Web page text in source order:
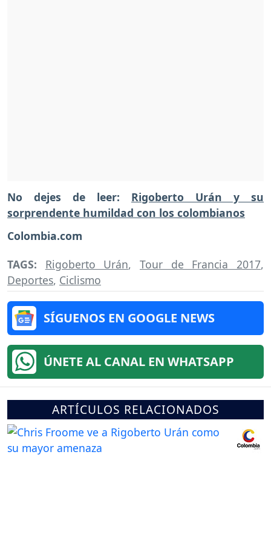
No dejes de leer: Rigoberto Urán y su
sorprendente humildad con los colombianos
Colombia.com
TAGS: Rigoberto Urán,Tour de Francia 2017,
Deportes, Ciclismo
SÍGUENOS EN GOOGLE NEWS
ÚNETE AL CANAL EN WHATSAPP
ARTÍCULOS RELACIONADOS